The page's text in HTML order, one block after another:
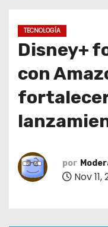
TECNOLOGÍA
Disney+
con
por
Nov 11,